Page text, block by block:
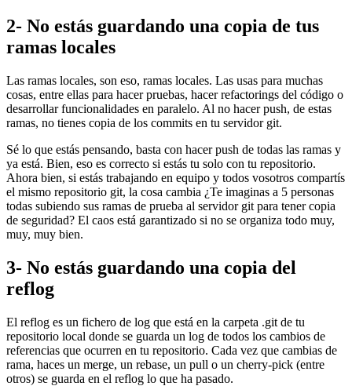
2- No estás guardando una copia de tus
ramas locales
Las ramas locales, son eso, ramas locales. Las usas para muchas
cosas, entre ellas para hacer pruebas, hacer refactorings del código o
desarrollar funcionalidades en paralelo. Al no hacer push, de estas
ramas, no tienes copia de los commits en tu servidor git.
Sé lo que estás pensando, basta con hacer push de todas las ramas y
ya está. Bien, eso es correcto si estás tu solo con tu repositorio.
Ahora bien, si estás trabajando en equipo y todos vosotros compartís
el mismo repositorio git, la cosa cambia ¿Te imaginas a 5 personas
todas subiendo sus ramas de prueba al servidor git para tener copia
de seguridad? El caos está garantizado si no se organiza todo muy,
muy, muy bien.
3- No estás guardando una copia del
reflog
El reflog es un fichero de log que está en la carpeta .git de tu
repositorio local donde se guarda un log de todos los cambios de
referencias que ocurren en tu repositorio. Cada vez que cambias de
rama, haces un merge, un rebase, un pull o un cherry-pick (entre
otros) se guarda en el reflog lo que ha pasado.